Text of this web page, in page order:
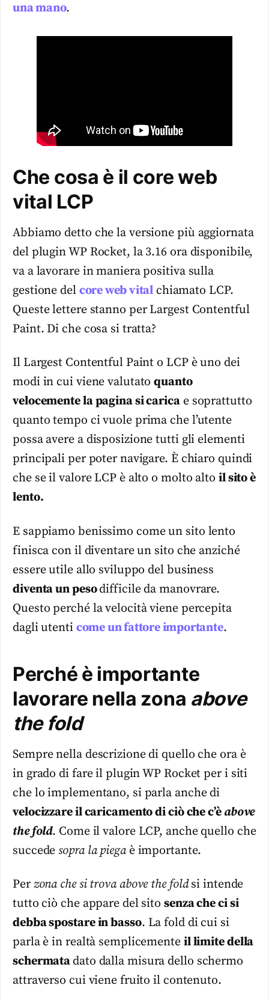
una mano.
Che cosa è il core web
vital LCP
Abbiamo detto che la versione più aggiornata
del plugin WP Rocket, la 3.16 ora disponibile,
va a lavorare in maniera positiva sulla
gestione del core web vitalchiamato LCP.
Queste lettere stanno per Largest Contentful
Paint. Di che cosa si tratta?
Il Largest Contentful Paint o LCP è uno dei
modi in cui viene valutatoquanto
velocemente la pagina si caricae soprattutto
quanto tempo ci vuole prima che l’utente
possa avere a disposizione tutti gli elementi
principali per poter navigare. È chiaro quindi
che se il valore LCP è alto o molto alto il sito è
lento.
E sappiamo benissimo come un sito lento
finisca con il diventare un sito che anziché
essere utile allo sviluppo del business
diventa un pesodifficile da manovrare.
Questo perché la velocità viene percepita
dagli utenti come un fattore importante.
Perché è importante
lavorare nella zona above
the fold
Sempre nella descrizione di quello che ora è
in grado di fare il plugin WP Rocket per i siti
che lo implementano, si parla anche di
velocizzare il caricamento di ciò che c’è above
the fold. Come il valore LCP, anche quello che
succedesopra la piegaè importante.
Perzona che si trova above the foldsi intende
tutto ciò che appare del sito senza che ci si
debba spostare in basso. La fold di cui si
parla è in realtà semplicemente il limite della
schermata dato dalla misura dello schermo
attraverso cui viene fruito il contenuto.